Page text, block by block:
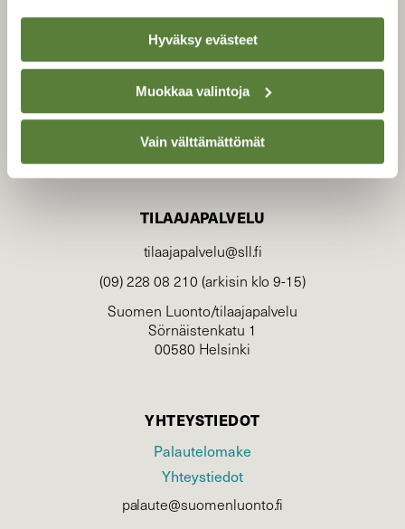
Hyväksy evästeet
Muokkaa valintoja
Vain välttämättömät
TILAAJAPALVELU
tilaajapalvelu@sll.fi
(09) 228 08 210 (arkisin klo 9-15)
Suomen Luonto/tilaajapalvelu
Sörnäistenkatu 1
00580 Helsinki
YHTEYSTIEDOT
Palautelomake
Yhteystiedot
palaute@suomenluonto.fi